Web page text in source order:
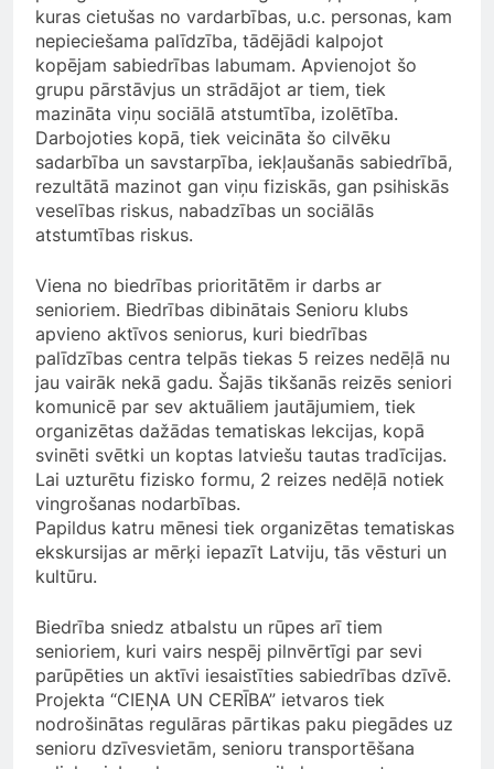
kuras cietušas no vardarbības, u.c. personas, kam
nepieciešama palīdzība, tādējādi kalpojot
kopējam sabiedrības labumam. Apvienojot šo
grupu pārstāvjus un strādājot ar tiem, tiek
mazināta viņu sociālā atstumtība, izolētība.
Darbojoties kopā, tiek veicināta šo cilvēku
sadarbība un savstarpība, iekļaušanās sabiedrībā,
rezultātā mazinot gan viņu fiziskās, gan psihiskās
veselības riskus, nabadzības un sociālās
atstumtības riskus.
Viena no biedrības prioritātēm ir darbs ar
senioriem. Biedrības dibinātais Senioru klubs
apvieno aktīvos seniorus, kuri biedrības
palīdzības centra telpās tiekas 5 reizes nedēļā nu
jau vairāk nekā gadu. Šajās tikšanās reizēs seniori
komunicē par sev aktuāliem jautājumiem, tiek
organizētas dažādas tematiskas lekcijas, kopā
svinēti svētki un koptas latviešu tautas tradīcijas.
Lai uzturētu fizisko formu, 2 reizes nedēļā notiek
vingrošanas nodarbības.
Papildus katru mēnesi tiek organizētas tematiskas
ekskursijas ar mērķi iepazīt Latviju, tās vēsturi un
kultūru.
Biedrība sniedz atbalstu un rūpes arī tiem
senioriem, kuri vairs nespēj pilnvērtīgi par sevi
parūpēties un aktīvi iesaistīties sabiedrības dzīvē.
Projekta “CIEŅA UN CERĪBA” ietvaros tiek
nodrošinātas regulāras pārtikas paku piegādes uz
senioru dzīvesvietām, senioru transportēšana